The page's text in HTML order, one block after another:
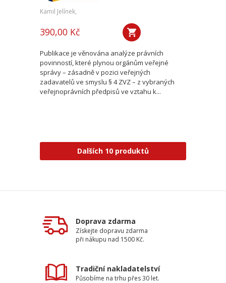
Kamil Jelínek,
390,00 Kč
Publikace je věnována analýze právních
povinností, které plynou orgánům veřejné
správy – zásadně v pozici veřejných
zadavatelů ve smyslu § 4 ZVZ – z vybraných
veřejnoprávních předpisů ve vztahu k...
Dalších 10 produktů
Doprava zdarma
Získejte dopravu zdarma
při nákupu nad 1500 Kč.
Tradiční nakladatelství
Působíme na trhu přes 30 let.